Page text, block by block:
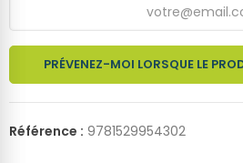
PRÉVENEZ-MOI LORSQUE LE
Référence : 9781529954302